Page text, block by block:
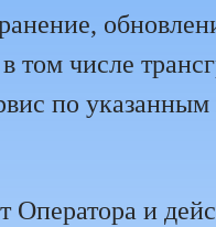
том числе
по указанным
и